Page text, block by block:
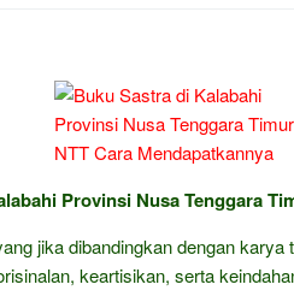
Provinsi Nusa Tenggara
jika dibandingkan dengan
keartisikan, serta